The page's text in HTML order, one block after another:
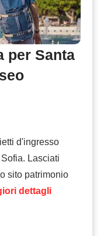
per Santa
d'ingresso
Lasciati
sito patrimonio
dettagli